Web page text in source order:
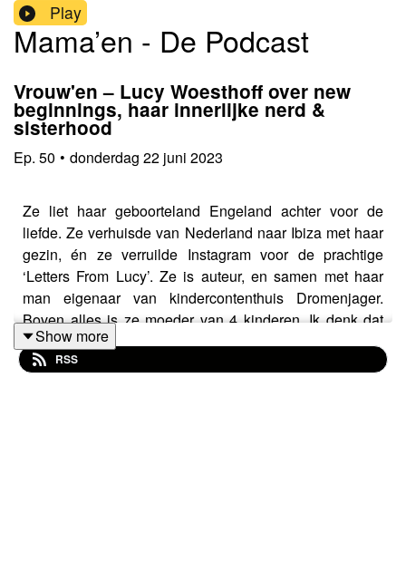
Play
Mama’en - De Podcast
Vrouw'en – Lucy Woesthoff over new
beginnings, haar innerlijke nerd &
sisterhood
Ep. 50 • donderdag 22 juni 2023
Ze liet haar geboorteland Engeland achter voor de
liefde. Ze verhuisde van Nederland naar Ibiza met haar
gezin, én ze verruilde Instagram voor de prachtige
‘Letters From Lucy’. Ze is auteur, en samen met haar
man eigenaar van kindercontenthuis Dromenjager.
Boven alles is ze moeder van 4 kinderen. Ik denk dat
Lucy Woesthoff mij álles kan leren over hoe het is om je
hart te volgen, en hoe je dat nou doet: loslaten… Want,
Show more
RSS